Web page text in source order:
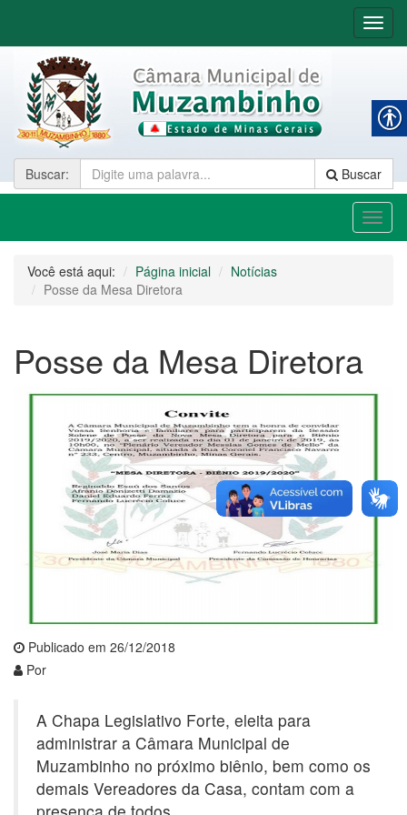
Buscar: Buscar
Você está aqui:
Página inicial
Notícias
Posse da Mesa Diretora
Posse da Mesa Diretora
Publicado em 26/12/2018
Por
A Chapa Legislativo Forte, eleita para
administrar a Câmara Municipal de
Muzambinho no próximo biênio, bem como os
demais Vereadores da Casa, contam com a